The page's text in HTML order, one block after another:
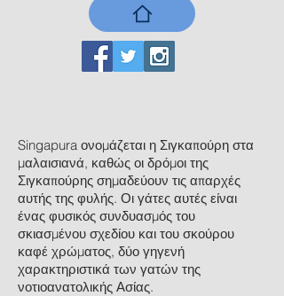
Singapura ονομάζεται η Σιγκαπούρη στα
μαλαισιανά, καθώς οι δρόμοι της
Σιγκαπούρης σημαδεύουν τις απαρχές
αυτής της φυλής. Οι γάτες αυτές είναι
ένας φυσικός συνδυασμός του
σκιασμένου σχεδίου και του σκούρου
καφέ χρώματος, δύο γηγενή
χαρακτηριστικά των γατών της
νοτιοανατολικής Ασίας.